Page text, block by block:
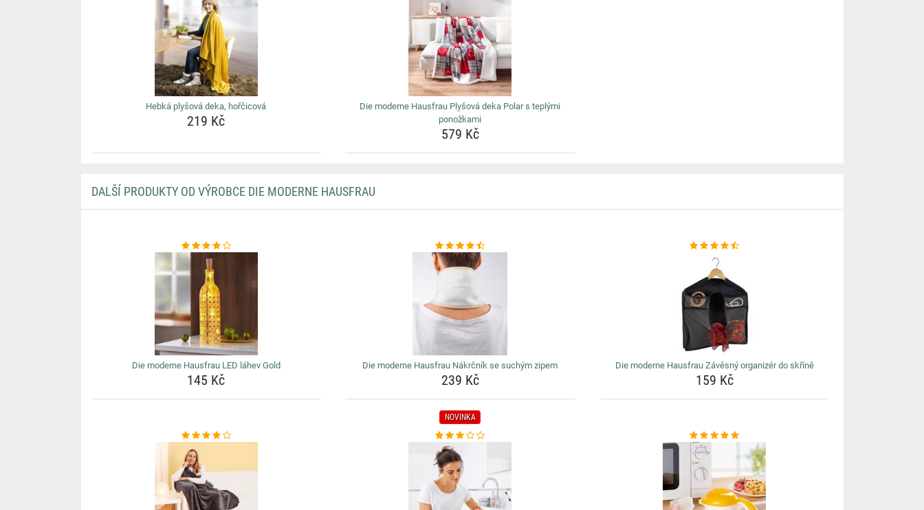
Hebká plyšová deka, hořčicová
219 Kč
Die moderne Hausfrau Plyšová deka Polar s teplými
ponožkami
579 Kč
DALŠÍ PRODUKTY OD VÝROBCE DIE MODERNE HAUSFRAU
Die moderne Hausfrau LED láhev Gold
145 Kč
Die moderne Hausfrau Nákrčník se suchým zipem
239 Kč
Die moderne Hausfrau Závěsný organizér do skříně
159 Kč
NOVINKA